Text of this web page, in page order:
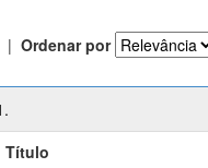
| Ordenar por
Título